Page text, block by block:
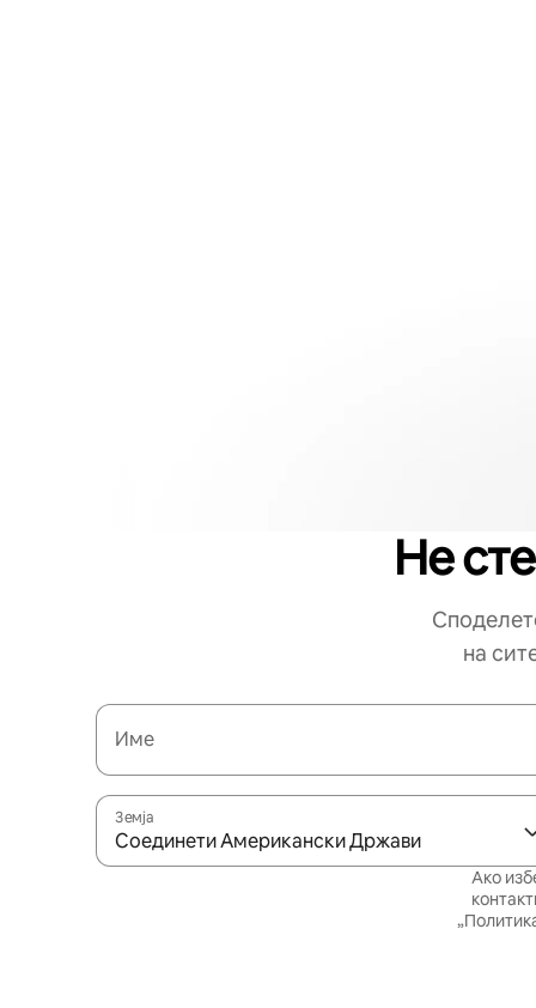
Не
на
Име
Земја
Соединети Американски Држави
Ако